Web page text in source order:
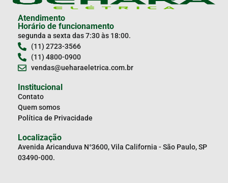
Atendimento
Horário de funcionamento
segunda a sexta das 7:30 às 18:00.
(11) 2723-3566
(11) 4800-0900
vendas@ueharaeletrica.com.br
Institucional
Contato
Quem somos
Política de Privacidade
Localização
Avenida Aricanduva N°3600, Vila California - São Paulo, SP
03490-000.